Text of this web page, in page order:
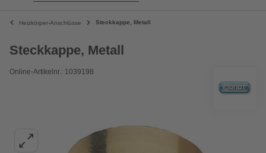
Heizkörper-Anschlüsse Steckkappe, Metall
Steckkappe, Metall
Online-Artikelnr.: 1039198